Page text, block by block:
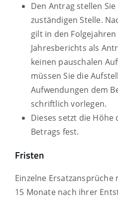
Den Antrag stellen
zuständigen Stelle.
gilt in den
Jahresberichts als
keinen pauschalen
müssen Sie die
Aufwendungen dem
schriftlich vorlegen.
Dieses setzt die Höhe
Betrags fest.
Fristen
Einzelne Ersatzansprüche
15 Monate nach ihrer